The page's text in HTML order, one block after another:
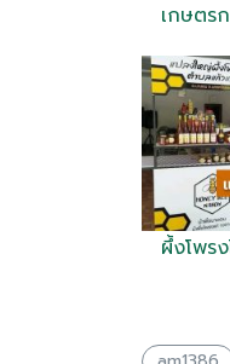
เกษตร
ผึ้งโพร